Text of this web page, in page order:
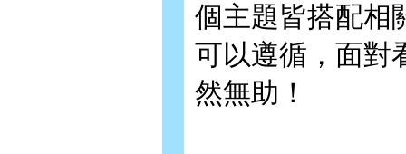
個主題皆搭配相
可以遵循，面對
然無助！